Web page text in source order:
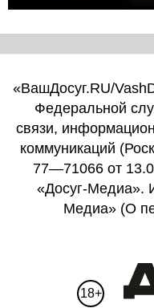
«ВашДосуг.RU/
Федеральной
связи,
коммуникаций
77—71066 от
«Досуг-Медиа».
Медиа» (О
18+